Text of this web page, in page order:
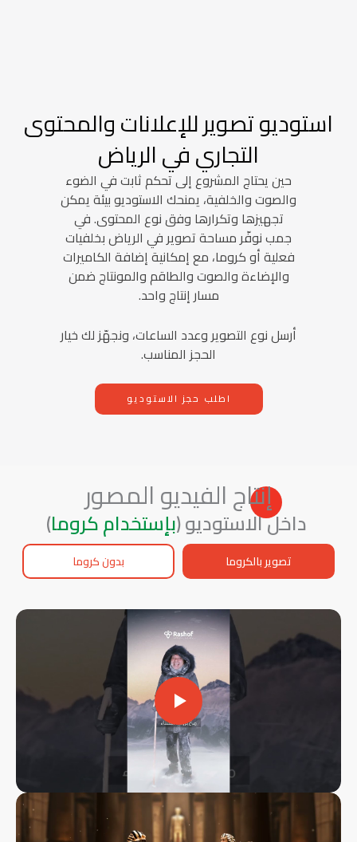
استوديو تصوير للإعلانات والمحتوى
التجاري في الرياض
حين يحتاج المشروع إلى تحكم ثابت في الضوء
والصوت والخلفية، يمنحك الاستوديو بيئة يمكن
تجهيزها وتكرارها وفق نوع المحتوى. في
جمب نوفّر مساحة تصوير في الرياض بخلفيات
فعلية أو كروما، مع إمكانية إضافة الكاميرات
والإضاءة والصوت والطاقم والمونتاج ضمن
مسار إنتاج واحد.
أرسل نوع التصوير وعدد الساعات، ونجهّز لك خيار
الحجز المناسب.
اطلب حجز الاستوديو
إنتاج الفيديو المصور
داخل الاستوديو (بإستخدام كروما)
تصوير بالكروما بدون كروما